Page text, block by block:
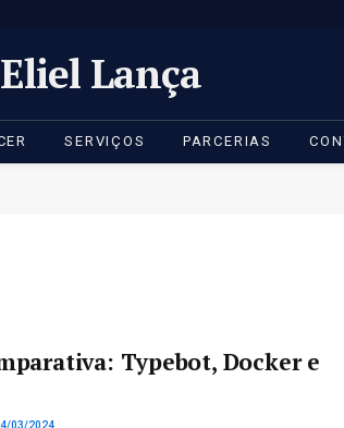
Eliel Lança
SERVIÇOS PARCERIAS
Typebot, Docker e
03/2024